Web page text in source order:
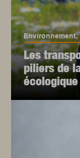
Environnement,
Les
piliers de
écologique